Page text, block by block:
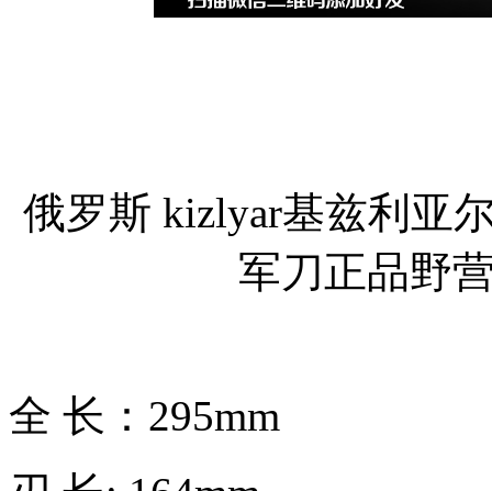
俄罗斯 kizlyar基兹利亚
军刀正品野
全 长：295mm